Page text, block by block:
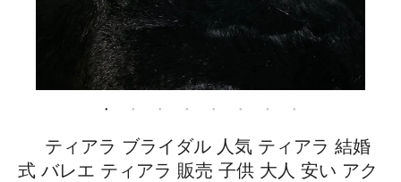
ティアラ ブライダル 人気 ティアラ 結婚
式 バレエ ティアラ 販売 子供 大人 安い アク